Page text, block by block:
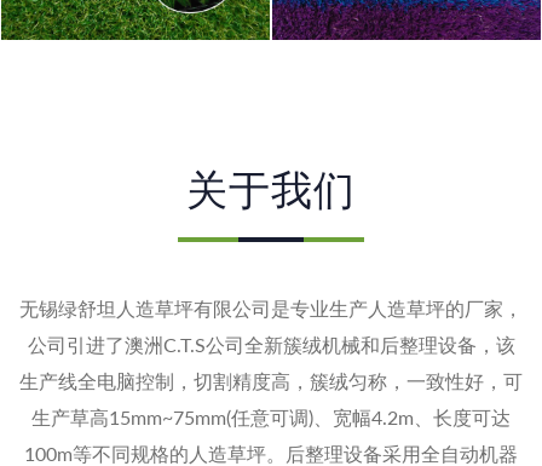
关于我们
无锡绿舒坦人造草坪有限公司是专业生产人造草坪的厂家，
公司引进了澳洲C.T.S公司全新簇绒机械和后整理设备，该
生产线全电脑控制，切割精度高，簇绒匀称，一致性好，可
生产草高15mm~75mm(任意可调)、宽幅4.2m、长度可达
100m等不同规格的人造草坪。后整理设备采用全自动机器